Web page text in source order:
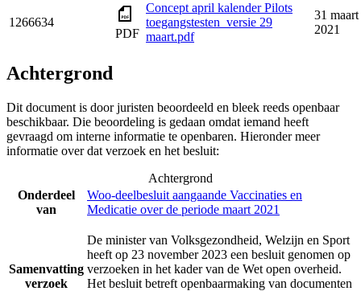
1266634
PDF
Concept april kalender Pilots
toegangstesten_versie 29
maart.pdf
31 maart
2021
Achtergrond
Dit document is door juristen beoordeeld en bleek reeds openbaar
beschikbaar. Die beoordeling is gedaan omdat iemand heeft
gevraagd om interne informatie te openbaren. Hieronder meer
informatie over dat verzoek en het besluit:
Achtergrond
Onderdeel
van
Woo-deelbesluit aangaande Vaccinaties en
Medicatie over de periode maart 2021
Samenvatting
verzoek
De minister van Volksgezondheid, Welzijn en Sport
heeft op 23 november 2023 een besluit genomen op
verzoeken in het kader van de Wet open overheid.
Het besluit betreft openbaarmaking van documenten